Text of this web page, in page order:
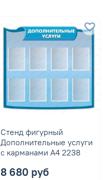
Стенд фигурный
Дополнительные услуги
с карманами А4 2238
8 680 руб